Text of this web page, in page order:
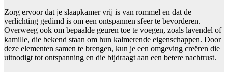
Zorg ervoor dat je slaapkamer vrij is van rommel en dat de
verlichting gedimd is om een ontspannen sfeer te bevorderen.
Overweeg ook om bepaalde geuren toe te voegen, zoals lavendel of
kamille, die bekend staan om hun kalmerende eigenschappen. Door
deze elementen samen te brengen, kun je een omgeving creëren die
uitnodigt tot ontspanning en die bijdraagt aan een betere nachtrust.